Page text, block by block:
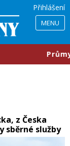
Přihlášení
MENU
parky se
z Česka
sběrné služby